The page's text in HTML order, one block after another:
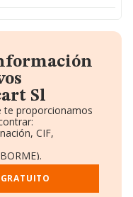
Sl
te proporcionamos
CIF,
Empleados.